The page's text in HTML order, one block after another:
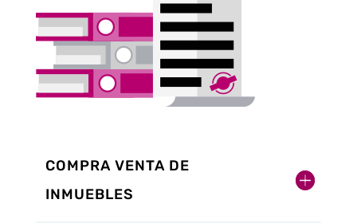
COMPRA VENTA DE
INMUEBLES